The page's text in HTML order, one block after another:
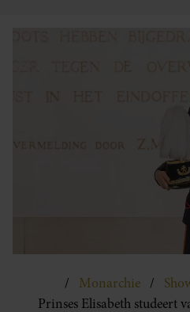
Monarchie
Prinses Elisabeth studeert